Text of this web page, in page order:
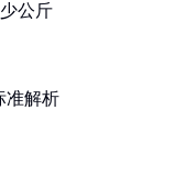
公斤
准解析